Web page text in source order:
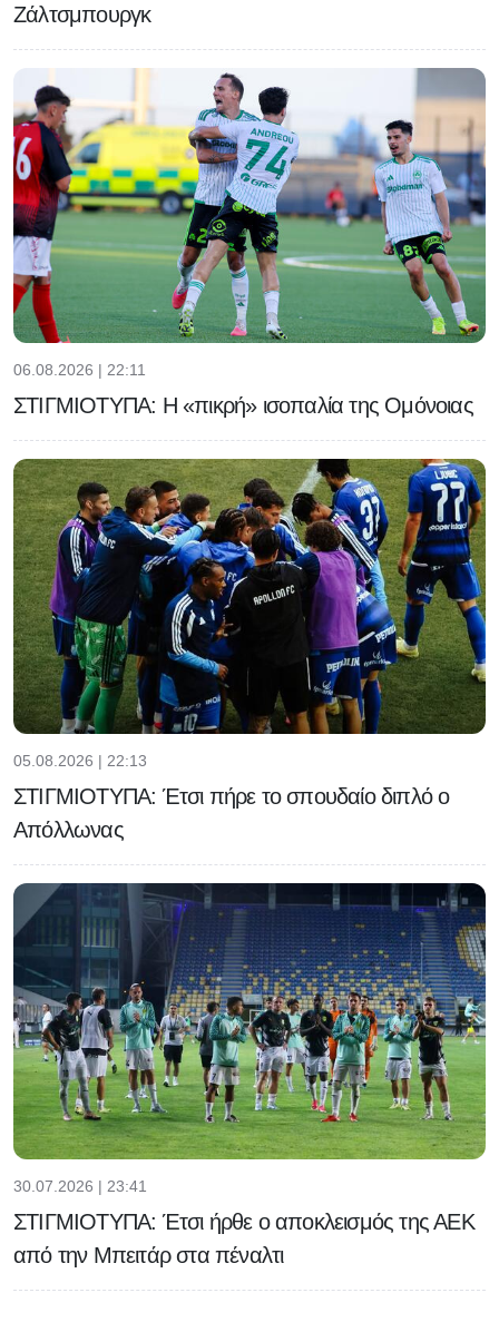
Ζάλτσμπουργκ
06.08.2026 | 22:11
ΣΤΙΓΜΙΟΤΥΠΑ: Η «πικρή» ισοπαλία της Ομόνοιας
05.08.2026 | 22:13
ΣΤΙΓΜΙΟΤΥΠΑ: Έτσι πήρε το σπουδαίο διπλό ο
Απόλλωνας
30.07.2026 | 23:41
ΣΤΙΓΜΙΟΤΥΠΑ: Έτσι ήρθε ο αποκλεισμός της ΑΕΚ
από την Μπειτάρ στα πέναλτι